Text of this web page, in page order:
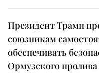
Президент Трамп
союзникам
обеспечивать
Ормузского пролива